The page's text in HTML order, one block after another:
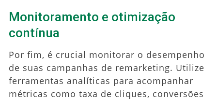
Monitoramento e otimização
contínua
Por fim, é crucial monitorar o desempenho
de suas campanhas de remarketing. Utilize
ferramentas analíticas para acompanhar
métricas como taxa de cliques, conversões